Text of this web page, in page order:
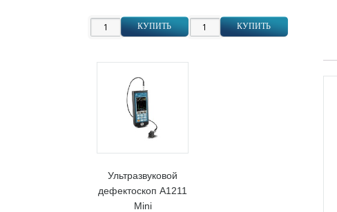
КУПИТЬ КУПИТЬ
Ультразвуковой
дефектоскоп А1211
Mini